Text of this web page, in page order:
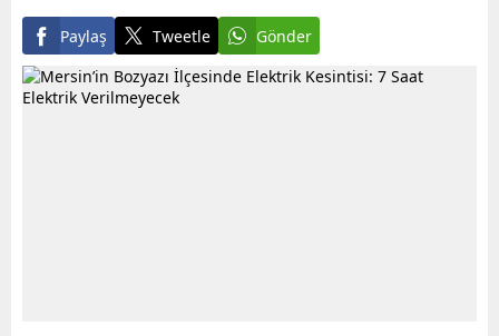
Paylaş Tweetle Gönder